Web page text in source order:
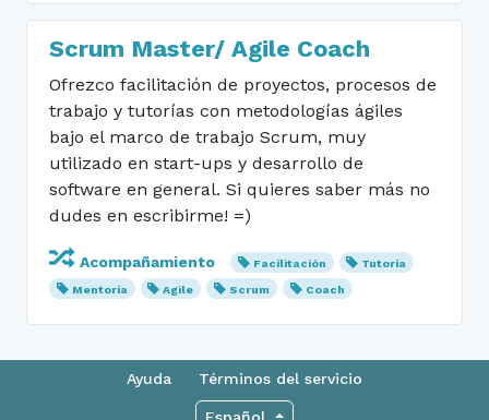
Scrum Master/ Agile Coach
Ofrezco facilitación de proyectos, procesos de
trabajo y tutorías con metodologías ágiles
bajo el marco de trabajo Scrum, muy
utilizado en start-ups y desarrollo de
software en general. Si quieres saber más no
dudes en escribirme! =)
Acompañamiento Facilitación
Tutoría
Mentoría
Agile Scrum Coach
Ayuda Términos del servicio
Español